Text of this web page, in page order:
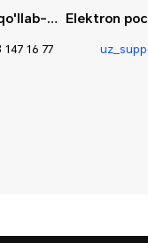
Ishonch telefoni orqali qo'llab-quvvatlash
16 77